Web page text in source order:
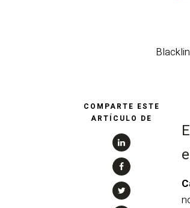
COMPARTE ESTE
ARTÍCULO DE